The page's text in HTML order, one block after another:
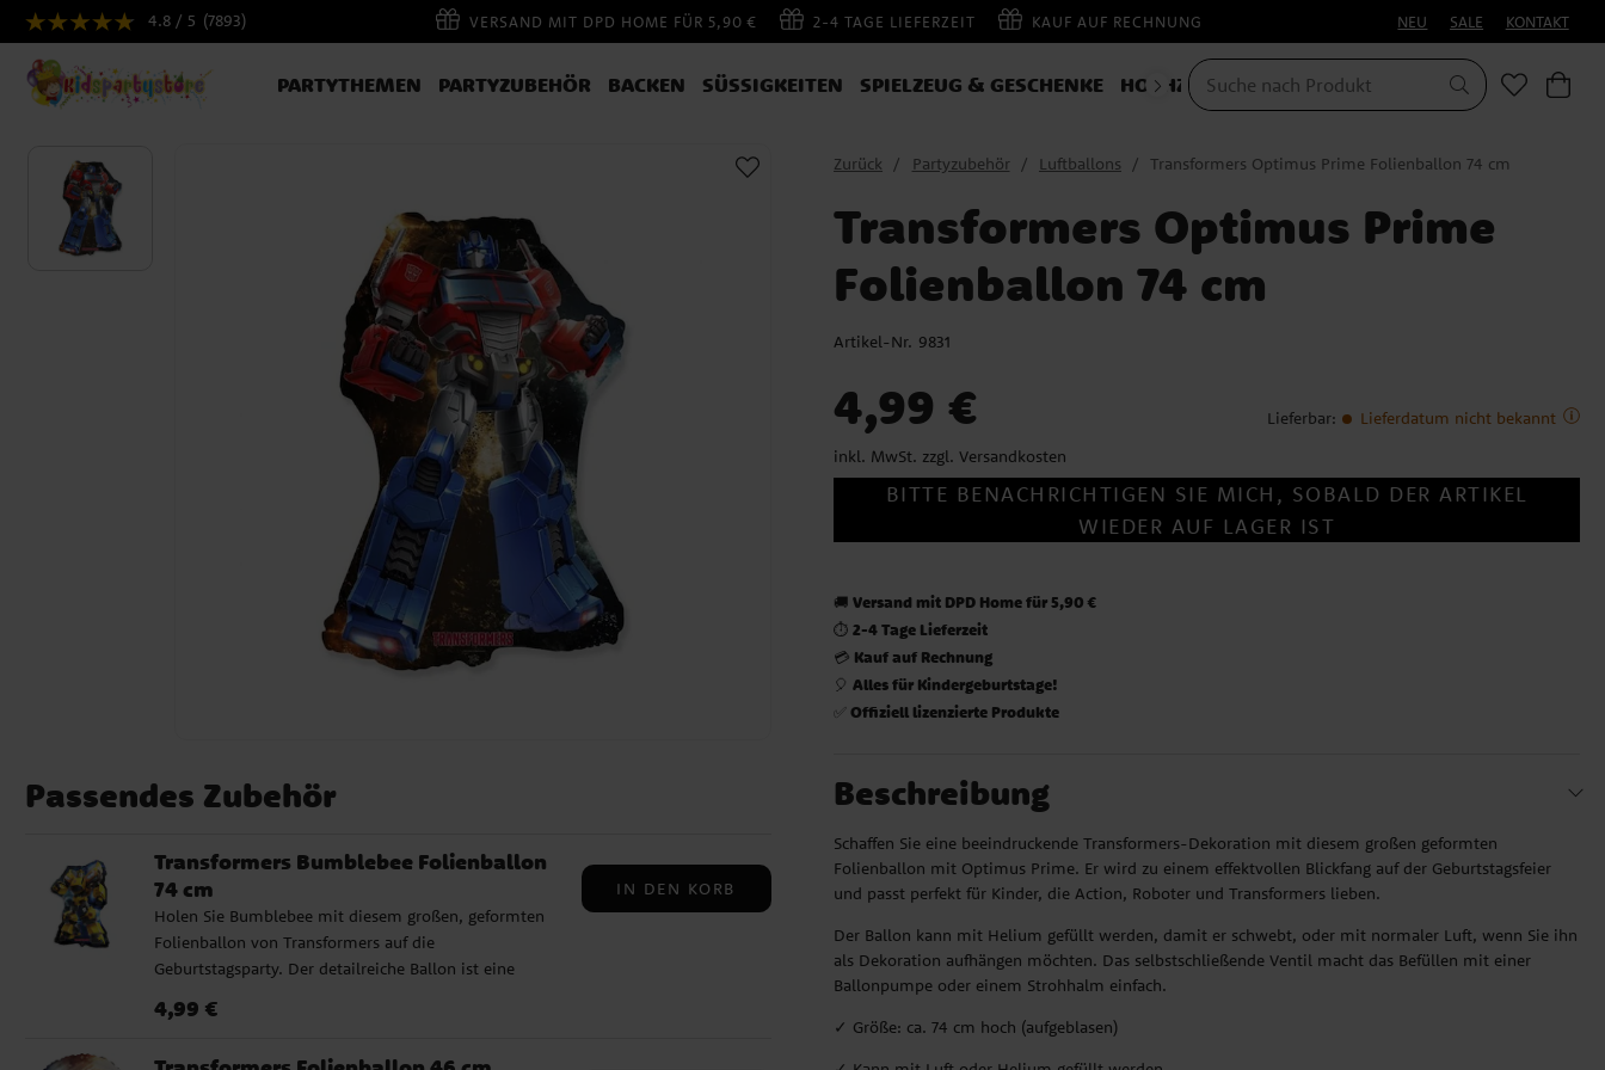
4.8 / 5 (7893) VERSAND MIT DPD HOME FÜR 5,90 € 2-4 TAGE LIEFERZEIT KAUF AUF RECHNUNG NEU SALE KONTAKT
PARTYTHEMEN PARTYZUBEHÖR BACKEN SÜSSIGKEITEN SPIELZEUG & GESCHENKE HOCHZEIT KOSTÜME
Passendes Zubehör
Transformers Bumblebee Folienballon
74 cm
Holen Sie Bumblebee mit diesem großen, geformten
Folienballon von Transformers auf die
Geburtstagsparty. Der detailreiche Ballon ist eine
Geburtstagsfeier und eignet sich perfekt als Blickfang
Preis: 4,99 €
4,99 €
IN DEN KORB
Zurück Partyzubehör Luftballons Transformers Optimus Prime Folienballon 74 cm
Transformers Optimus Prime
Folienballon 74 cm
Artikel-Nr. 9831
4,99 €
inkl. MwSt. zzgl. Versandkosten
Lieferbar: Lieferdatum nicht bekannt
BITTE BENACHRICHTIGEN SIE MICH, SOBALD DER ARTIKEL
WIEDER AUF LAGER IST
🚚Versand mit DPD Home für 5,90 €
⏱️2-4 Tage Lieferzeit
💳 Kauf auf Rechnung
🎈Alles für Kindergeburtstage!
✅Offiziell lizenzierte Produkte
Beschreibung
Schaffen Sie eine beeindruckende Transformers-Dekoration mit diesem großen geformten
Folienballon mit Optimus Prime. Er wird zu einem effektvollen Blickfang auf der Geburtstagsfeier
und passt perfekt für Kinder, die Action, Roboter und Transformers lieben.
Der Ballon kann mit Helium gefüllt werden, damit er schwebt, oder mit normaler Luft, wenn Sie ihn
als Dekoration aufhängen möchten. Das selbstschließende Ventil macht das Befüllen mit einer
Ballonpumpe oder einem Strohhalm einfach.
✓ Größe: ca. 74 cm hoch (aufgeblasen)